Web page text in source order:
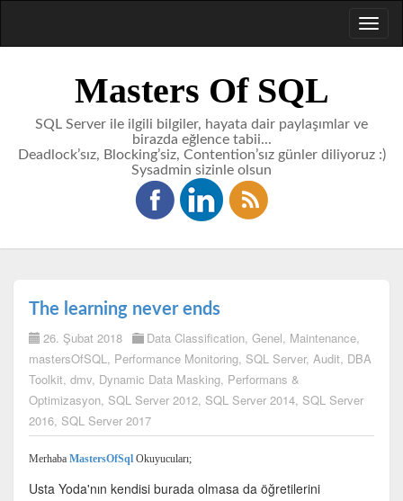
Masters Of SQL
SQL Server ile ilgili bilgiler, hayata dair paylaşımlar ve
birazda eğlence tabii...
Deadlock’sız, Blocking’siz, Contention’sız günler diliyoruz :)
Sysadmin sizinle olsun
The learning never ends
26. Şubat 2018 Data Classification, Genel, Maintenance,
mastersOfSQL, Performance Monitoring, SQL Server, Audit, DBA
Toolkit, dmv, Dynamic Data Masking, Performans &
Optimizasyon, SQL Server 2012, SQL Server 2014, SQL Server
2016, SQL Server 2017
Merhaba MastersOfSqlOkuyucuları;
Usta Yoda'nın kendisi burada olmasa da öğretilerini